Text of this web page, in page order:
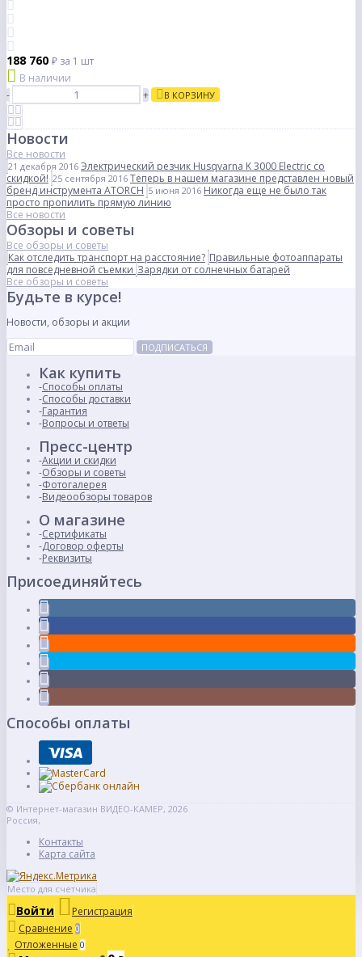
188 760 ₽ за 1 шт
В наличии
-
+ В КОРЗИНУ
Новости
Все новости
21 декабря 2016 Электрический резчик Husqvarna K 3000 Electric со
скидкой! 25 сентября 2016 Теперь в нашем магазине представлен новый
бренд инструмента ATORCH 5 июня 2016 Никогда еще не было так
просто пропилить прямую линию
Все новости
Обзоры и советы
Все обзоры и советы
Как отследить транспорт на расстояние? Правильные фотоаппараты
для повседневной съемки Зарядки от солнечных батарей
Все обзоры и советы
Будьте в курсе!
Новости, обзоры и акции
ПОДПИСАТЬСЯ
Как купить
Способы оплаты
Способы доставки
Гарантия
Вопросы и ответы
Пресс-центр
Акции и скидки
Обзоры и советы
Фотогалерея
Видеообзоры товаров
О магазине
Сертификаты
Договор оферты
Реквизиты
Присоединяйтесь
Способы оплаты
© Интернет-магазин ВИДЕО-КАМЕР, 2026
Россия,
Контакты
Карта сайта
Место для счетчика
Войти
Регистрация
Сравнение 0
Отложенные 0